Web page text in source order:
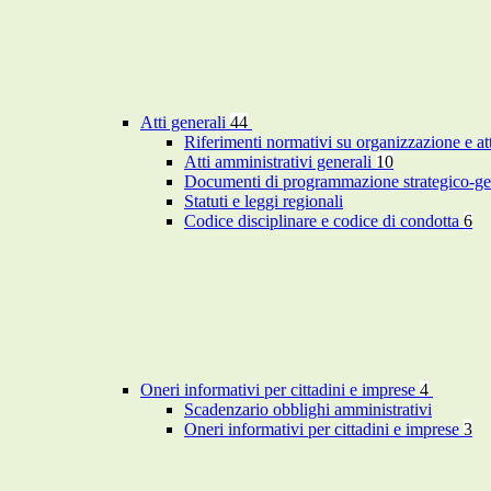
Atti generali 44
Riferimenti normativi su organizzazione e
Atti amministrativi generali 10
Documenti di programmazione strategico-
Statuti e leggi regionali
Codice disciplinare e codice di condotta 6
Oneri informativi per cittadini e imprese 4
Scadenzario obblighi amministrativi
Oneri informativi per cittadini e imprese 3